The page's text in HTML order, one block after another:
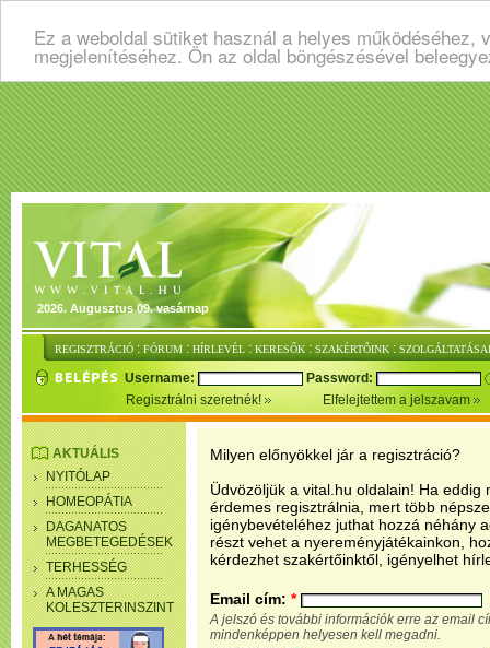
Ez a weboldal sütiket használ a helyes
megjelenítéséhez. Ön az oldal böngészésével
2026. Augusztus 09. vasárnap
REGISZTRÁCIÓ : FÓRUM : HÍRLEVÉL : KERESŐK : SZAKÉRTŐINK :
Username:
Password:
Regisztrálni szeretnék!
Elfelejtettem a jelszavam
AKTUÁLIS
NYITÓLAP
HOMEOPÁTIA
DAGANATOS
MEGBETEGEDÉSEK
TERHESSÉG
A MAGAS
KOLESZTERINSZINT
Milyen előnyökkel jár a regisztráció?
Üdvözöljük a vital.hu oldalain! Ha eddig
érdemes regisztrálnia, mert több
igénybevételéhez juthat hozzá néhány
részt vehet a nyereményjátékainkon,
kérdezhet szakértőinktől, igényelhet
Email cím: *
A jelszó és további információk erre az email
mindenképpen helyesen kell megadni.